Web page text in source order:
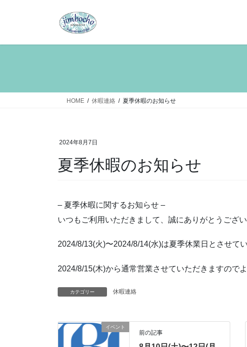
HOME 休暇連絡 夏季休暇のお知らせ
2024年8月7日
夏季休暇のお知らせ
– 夏季休暇に関するお知らせ –
いつもご利用いただきまして、誠にありがとうござい
2024/8/13(火)〜2024/8/14(水)は夏季休業日とさせて
2024/8/15(木)から通常営業させていただきますので
カテゴリー 休暇連絡
イベント
前の記事